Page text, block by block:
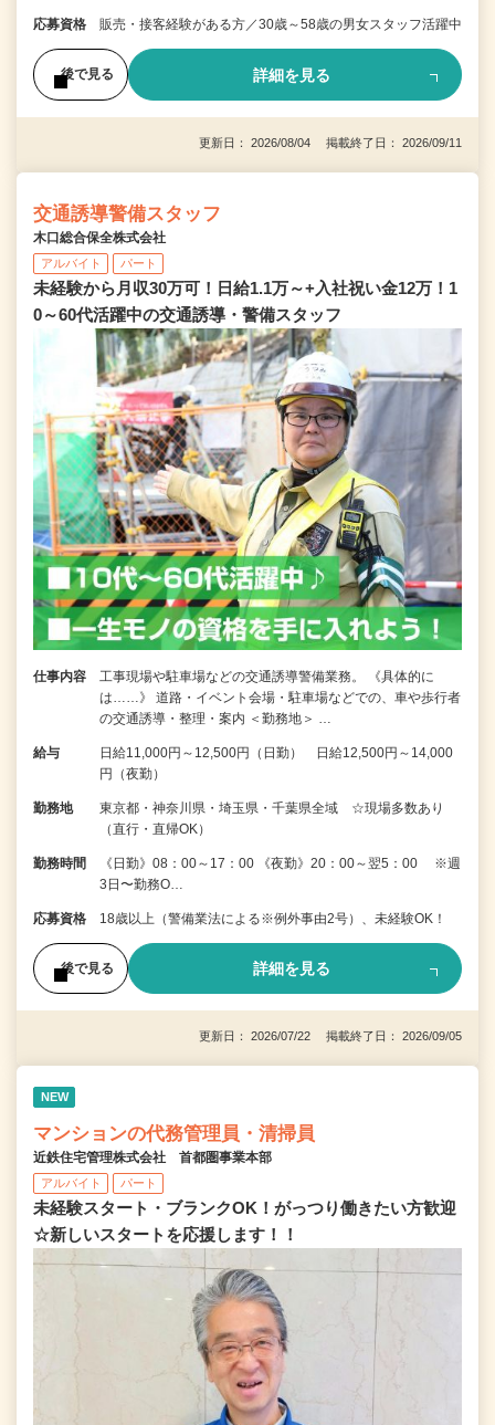
応募資格 販売・接客経験がある方／30歳～58歳の男女スタッフ活躍中
後で見る 詳細を見る
更新日： 2026/08/04 掲載終了日： 2026/09/11
交通誘導警備スタッフ
木口総合保全株式会社
アルバイト パート
未経験から月収30万可！日給1.1万～+入社祝い金12万！1
0～60代活躍中の交通誘導・警備スタッフ
仕事内容
工事現場や駐車場などの交通誘導警備業務。 《具体的に
は……》 道路・イベント会場・駐車場などでの、車や歩行者
の交通誘導・整理・案内 ＜勤務地＞ …
給与
日給11,000円～12,500円（日勤） 日給12,500円～14,000
円（夜勤）
勤務地
東京都・神奈川県・埼玉県・千葉県全域 ☆現場多数あり
（直行・直帰OK）
勤務時間
《日勤》08：00～17：00 《夜勤》20：00～翌5：00 ※週
3日〜勤務O…
応募資格 18歳以上（警備業法による※例外事由2号）、未経験OK！
後で見る 詳細を見る
更新日： 2026/07/22 掲載終了日： 2026/09/05
NEW
マンションの代務管理員・清掃員
近鉄住宅管理株式会社 首都圏事業本部
アルバイト パート
未経験スタート・ブランクOK！がっつり働きたい方歓迎
☆新しいスタートを応援します！！